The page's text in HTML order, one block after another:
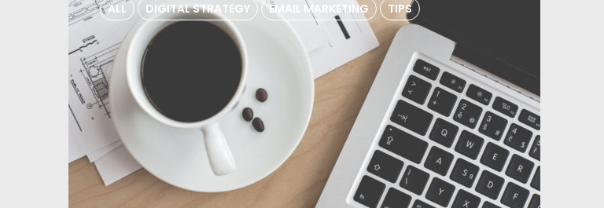
ALL DIGITAL STRATEGY EMAIL MARKETING TIPS